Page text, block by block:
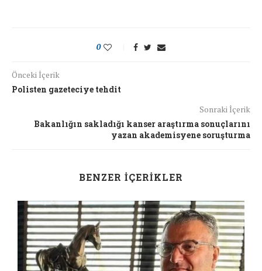
0
Önceki İçerik
Polisten gazeteciye tehdit
Sonraki İçerik
Bakanlığın sakladığı kanser araştırma sonuçlarını
yazan akademisyene soruşturma
BENZER İÇERIKLER